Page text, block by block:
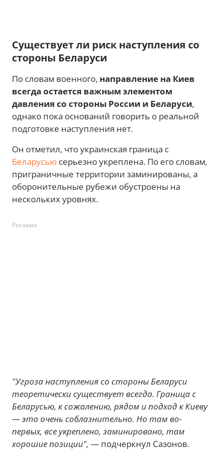
Существует ли риск наступления со
стороны Беларуси
По словам военного, направление на Киев
всегда остается важным элементом
давления со стороны России и Беларуси,
однако пока оснований говорить о реальной
подготовке наступления нет.
Он отметил, что украинская граница с
Беларусью серьезно укреплена. По его словам,
приграничные территории заминированы, а
оборонительные рубежи обустроены на
нескольких уровнях.
Реклама
"Угроза наступления со стороны Беларуси
теоретически существует всегда. Граница с
Беларусью, к сожалению, рядом и подход к Киеву
— это очень соблазнительно. Но там во-
первых, все укреплено, заминировано, там
хорошие позиции", — подчеркнул Сазонов.